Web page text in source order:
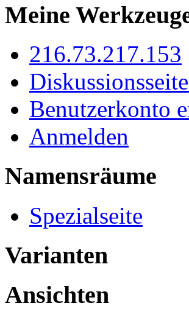
Meine
216.73.217.153
Benutzerkonto
Anmelden
Namensräume
Spezialseite
Varianten
Ansichten